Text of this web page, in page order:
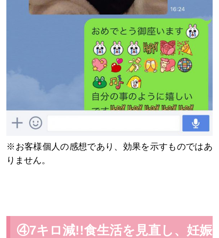
※お客様個人の感想であり、効果を示すものではあ
りません。
④7キロ減!!食生活を見直し、妊娠